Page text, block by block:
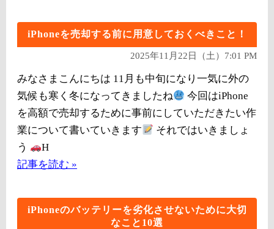
iPhoneを売却する前に用意しておくべきこと！
2025年11月22日（土）7:01 PM
みなさまこんにちは 11月も中旬になり一気に外の
気候も寒く冬になってきましたね
今回はiPhone
を高額で売却するために事前にしていただきたい作
業について書いていきます
それではいきましょ
う
H
記事を読む »
iPhoneのバッテリーを劣化させないために大切
なこと10選